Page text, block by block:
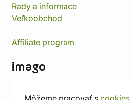
Môžeme pracovať s cookies
Rady a informace
Veľkoobchod
Affiliate program
imago